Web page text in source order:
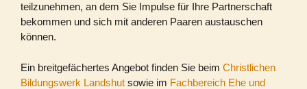
teilzunehmen, an dem Sie Impulse für Ihre Partnerschaft
bekommen und sich mit anderen Paaren austauschen
können.
Ein breitgefächertes Angebot finden Sie beim Christlichen
Bildungswerk Landshut sowie im Fachbereich Ehe und